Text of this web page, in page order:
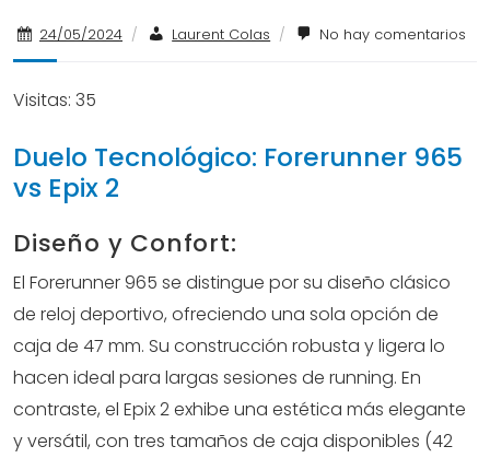
24/05/2024 / Laurent Colas / No hay comentarios
Visitas: 35
Duelo Tecnológico: Forerunner 965
vs Epix 2
Diseño y Confort:
El Forerunner 965 se distingue por su diseño clásico
de reloj deportivo, ofreciendo una sola opción de
caja de 47 mm. Su construcción robusta y ligera lo
hacen ideal para largas sesiones de running. En
contraste, el Epix 2 exhibe una estética más elegante
y versátil, con tres tamaños de caja disponibles (42